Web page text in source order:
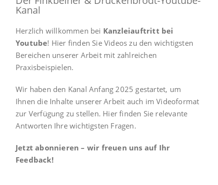
Kanal
Herzlich willkommen bei Kanzleiauftritt bei
Youtube! Hier finden Sie Videos zu den wichtigsten
Bereichen unserer Arbeit mit zahlreichen
Praxisbeispielen.
Wir haben den Kanal Anfang 2025 gestartet, um
Ihnen die Inhalte unserer Arbeit auch im Videoformat
zur Verfügung zu stellen. Hier finden Sie relevante
Antworten Ihre wichtigsten Fragen.
Jetzt abonnieren – wir freuen uns auf Ihr
Feedback!